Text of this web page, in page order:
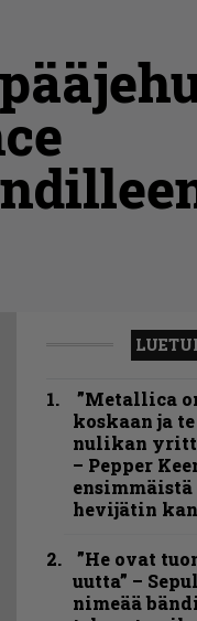
”Metallica
koskaan ja
nulikan
– Pepper
hevijätin
”He ovat
uutta” –
nimeää